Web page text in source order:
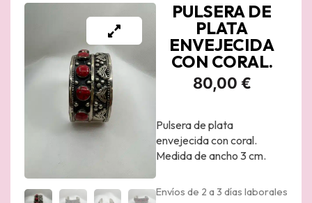
PULSERA DE
PLATA
ENVEJECIDA
CON CORAL.
80,00 €
Pulsera de plata
envejecida con coral.
Medida de ancho 3 cm.
Envíos de 2 a 3 días laborales